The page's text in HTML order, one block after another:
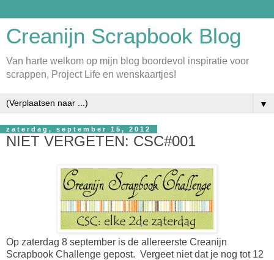
Creanijn Scrapbook Blog
Van harte welkom op mijn blog boordevol inspiratie voor
scrappen, Project Life en wenskaartjes!
▼
zaterdag, september 15, 2012
NIET VERGETEN: CSC#001
Op zaterdag 8 september is de allereerste Creanijn
Scrapbook Challenge gepost. Vergeet niet dat je nog tot 12